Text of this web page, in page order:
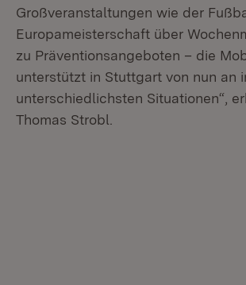
Großveranstaltungen wie der
Europameisterschaft über
zu Präventionsangeboten – die
unterstützt in Stuttgart von nun an
unterschiedlichsten Situationen“,
Thomas Strobl.